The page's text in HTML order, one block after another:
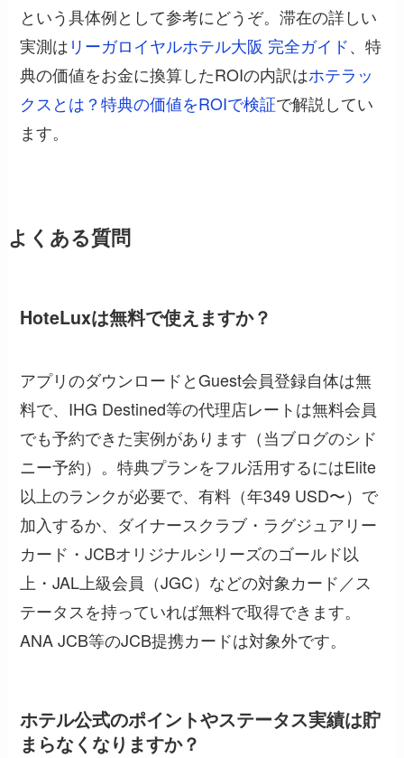
という具体例として参考にどうぞ。滞在の詳しい
実測はリーガロイヤルホテル大阪 完全ガイド、特
典の価値をお金に換算したROIの内訳はホテラッ
クスとは？特典の価値をROIで検証で解説してい
ます。
よくある質問
HoteLuxは無料で使えますか？
アプリのダウンロードとGuest会員登録自体は無
料で、IHG Destined等の代理店レートは無料会員
でも予約できた実例があります（当ブログのシド
ニー予約）。特典プランをフル活用するにはElite
以上のランクが必要で、有料（年349 USD〜）で
加入するか、ダイナースクラブ・ラグジュアリー
カード・JCBオリジナルシリーズのゴールド以
上・JAL上級会員（JGC）などの対象カード／ス
テータスを持っていれば無料で取得できます。
ANA JCB等のJCB提携カードは対象外です。
ホテル公式のポイントやステータス実績は貯
まらなくなりますか？